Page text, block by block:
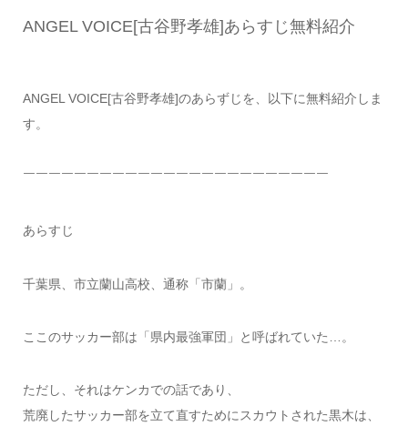
ANGEL VOICE[古谷野孝雄]あらすじ無料紹介
ANGEL VOICE[古谷野孝雄]のあらずじを、以下に無料紹介しま
す。
￣￣￣￣￣￣￣￣￣￣￣￣￣￣￣￣￣￣￣￣￣￣￣￣
あらすじ
千葉県、市立蘭山高校、通称「市蘭」。
ここのサッカー部は「県内最強軍団」と呼ばれていた…。
ただし、それはケンカでの話であり、
荒廃したサッカー部を立て直すためにスカウトされた黒木は、